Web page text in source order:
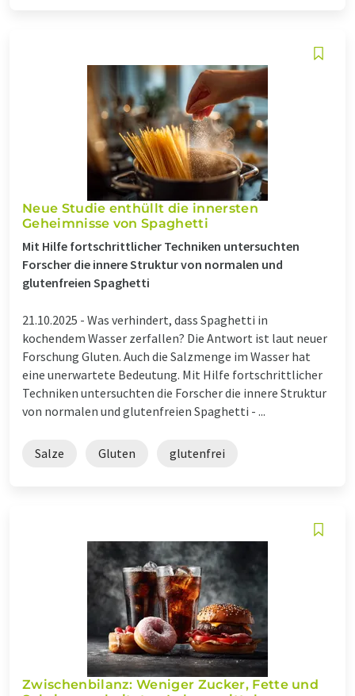
Neue Studie enthüllt die innersten
Geheimnisse von Spaghetti
Mit Hilfe fortschrittlicher Techniken untersuchten
Forscher die innere Struktur von normalen und
glutenfreien Spaghetti
21.10.2025 - Was verhindert, dass Spaghetti in
kochendem Wasser zerfallen? Die Antwort ist laut neuer
Forschung Gluten. Auch die Salzmenge im Wasser hat
eine unerwartete Bedeutung. Mit Hilfe fortschrittlicher
Techniken untersuchten die Forscher die innere Struktur
von normalen und glutenfreien Spaghetti - ...
Salze Gluten glutenfrei
Zwischenbilanz: Weniger Zucker, Fette und